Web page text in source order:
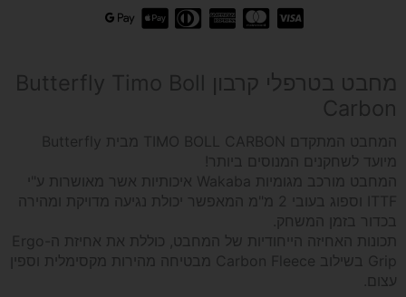
קרבון
Butterfly
Timo
Boll
Carbon
מחבט בטרפלי קרבון Butterfly Timo Boll
Carbon
המחבט המתקדם TIMO BOLL CARBON מבית Butterfly
מיועד לשחקנים המנוסים ביותר!
המחבט מורכב מגומיות Wakaba איכותיות אשר מאושרות ע"י
ITTF וספוג בעובי 2 מ"מ המאפשר יכולת נגיעה מדויקת ומהירה
בכדור בזמן המשחק.
תכונות האחיזה הייחודיות של המחבט, כוללת את אחיזת ה-Ergo
Grip בשילוב Carbon Fleece מבטיחה מהירות מקסימלית וספין
עצום.